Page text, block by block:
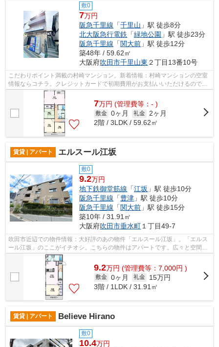
敷0
7万円
阪急千里線 「千里山 」駅 徒歩8分
北大阪急行電鉄 「緑地公園 」駅 徒歩23分
阪急千里線 「関大前 」駅 徒歩12分
築48年 / 59.62㎡
大阪府吹田市千里山東 ２丁目13番10号
こだわりポイント満載の村崎マンション。新着情報：村崎マンションの空室
情報ならコチラ。クレジットカードで初期費用がお支払いいただけるので、
決済の手間が軽減できます。耐震・耐...
7万円 (管理費等：- )
敷金 0ヶ月 礼金
2ヶ月
2階 / 3LDK / 59.62㎡
賃貸 | アパート エルスール江坂
敷0
9.2万円
地下鉄御堂筋線 「江坂 」駅 徒歩10分
阪急千里線 「豊津 」駅 徒歩10分
阪急千里線 「関大前 」駅 徒歩15分
築10年 / 31.91㎡
大阪府吹田市垂水町１丁目49-7
吹田市近辺での物件情報：大好評のあの物件「エルスール江坂」。「エルス
ール江坂」のここがイチオシ。こちらの物件はアパートです。広々と空間を
使える鉄骨造はいかがですか。ミライ...
9.2万円 (管理費等：7,000円 )
敷金 0ヶ月 礼金
15万円
3階 / 1LDK / 31.91㎡
賃貸 | アパート Believe Hirano
敷0
10.4万円